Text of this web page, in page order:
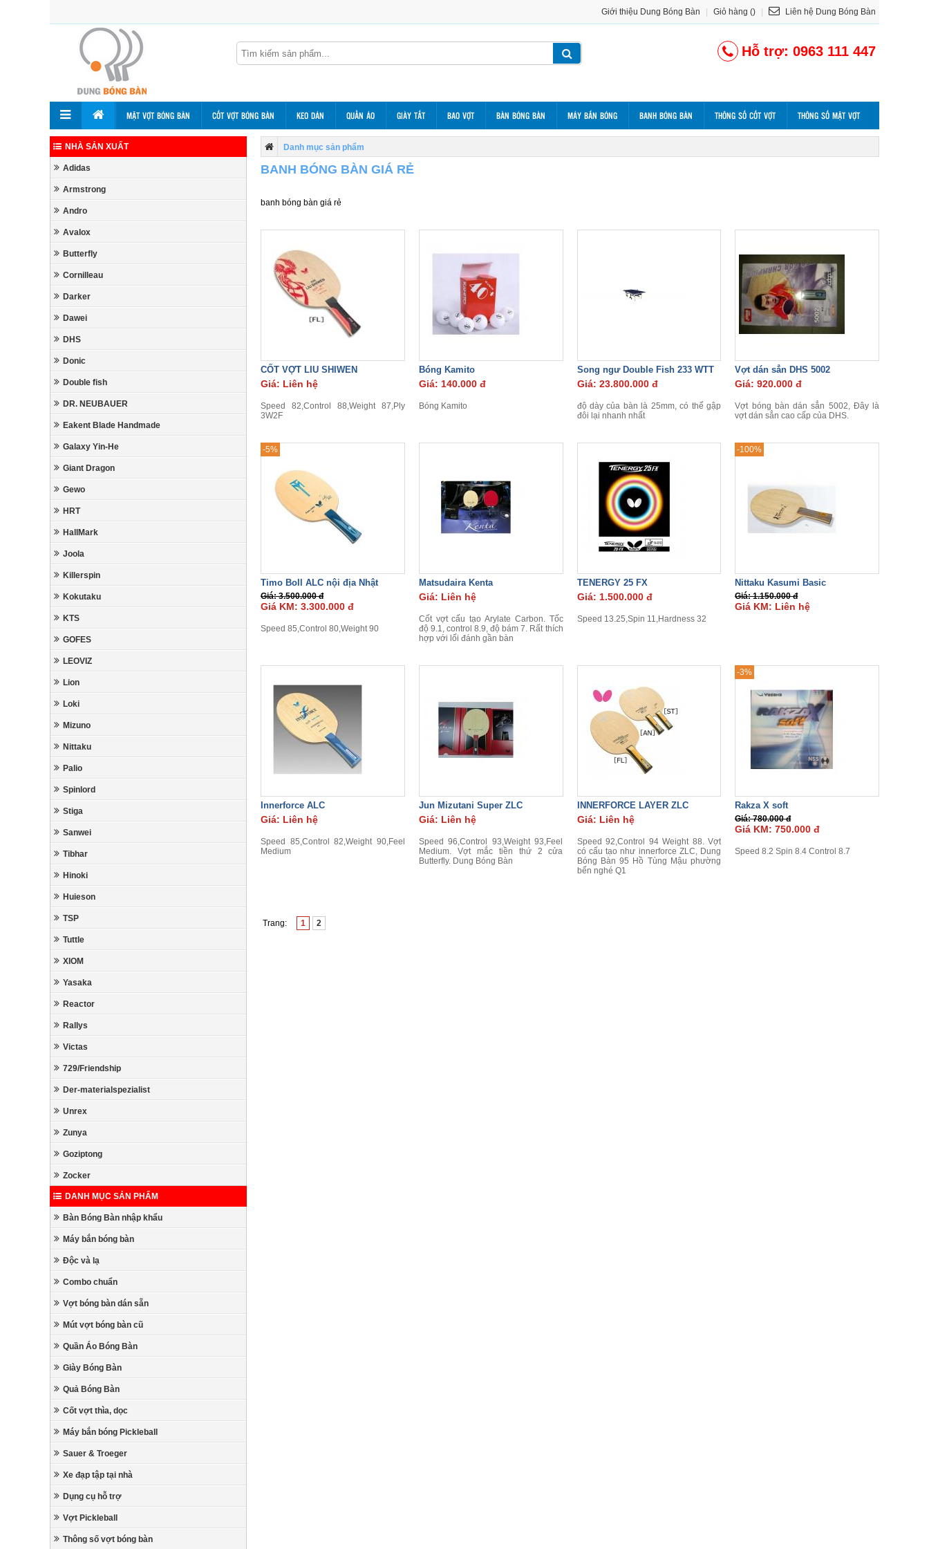
Giới thiệu Dung Bóng Bàn Giỏ hàng () Liên hệ Dung Bóng Bàn
Hỗ trợ: 0963 111 447
MẶT VỢT BÓNG BÀN CỐT VỢT BÓNG BÀN KEO DÁN QUẦN ÁO GIÀY TẤT BAO VỢT BÀN BÓNG BÀN MÁY BẮN BÓNG BANH BÓNG BÀN THÔNG SỐ CỐT VỢT THÔNG SỐ MẶT VỢT
NHÀ SẢN XUẤT
Adidas
Armstrong
Andro
Avalox
Butterfly
Cornilleau
Darker
Dawei
DHS
Donic
Double fish
DR. NEUBAUER
Eakent Blade Handmade
Galaxy Yin-He
Giant Dragon
Gewo
HRT
HallMark
Joola
Killerspin
Kokutaku
KTS
GOFES
LEOVIZ
Lion
Loki
Mizuno
Nittaku
Palio
Spinlord
Stiga
Sanwei
Tibhar
Hinoki
Huieson
TSP
Tuttle
XIOM
Yasaka
Reactor
Rallys
Victas
729/Friendship
Der-materialspezialist
Unrex
Zunya
Goziptong
Zocker
DANH MỤC SẢN PHẨM
Bàn Bóng Bàn nhập khẩu
Máy bắn bóng bàn
Độc và lạ
Combo chuẩn
Vợt bóng bàn dán sẵn
Mút vợt bóng bàn cũ
Quần Áo Bóng Bàn
Giày Bóng Bàn
Quả Bóng Bàn
Cốt vợt thìa, dọc
Máy bắn bóng Pickleball
Sauer & Troeger
Xe đạp tập tại nhà
Dụng cụ hỗ trợ
Vợt Pickleball
Thông số vợt bóng bàn
Danh mục sản phẩm
BANH BÓNG BÀN GIÁ RẺ
banh bóng bàn giá rẻ
CỐT VỢT LIU SHIWEN
Giá: Liên hệ
Speed 82,Control 88,Weight 87,Ply
3W2F
Bóng Kamito
Giá: 140.000 đ
Bóng Kamito
Song ngư Double Fish 233 WTT
Giá: 23.800.000 đ
độ dày của bàn là 25mm, có thể gập
đôi lại nhanh nhất
Vợt dán sẳn DHS 5002
Giá: 920.000 đ
Vợt bóng bàn dán sẳn 5002, Đây là
vợt dán sẳn cao cấp của DHS.
-5%
Timo Boll ALC nội địa Nhật
Giá: 3.500.000 đ
Giá KM: 3.300.000 đ
Speed 85,Control 80,Weight 90
Matsudaira Kenta
Giá: Liên hệ
Cốt vợt cấu tạo Arylate Carbon. Tốc
độ 9.1, control 8.9, độ bám 7. Rất thích
hợp với lối đánh gần bàn
TENERGY 25 FX
Giá: 1.500.000 đ
Speed 13.25,Spin 11,Hardness 32
-100%
Nittaku Kasumi Basic
Giá: 1.150.000 đ
Giá KM: Liên hệ
Innerforce ALC
Giá: Liên hệ
Speed 85,Control 82,Weight 90,Feel
Medium
Jun Mizutani Super ZLC
Giá: Liên hệ
Speed 96,Control 93,Weight 93,Feel
Medium. Vợt mắc tiền thứ 2 cửa
Butterfly. Dung Bóng Bàn
INNERFORCE LAYER ZLC
Giá: Liên hệ
Speed 92,Control 94 Weight 88. Vợt
có cấu tạo như innerforce ZLC, Dung
Bóng Bàn 95 Hồ Tùng Mậu phường
bến nghé Q1
-3%
Rakza X soft
Giá: 780.000 đ
Giá KM: 750.000 đ
Speed 8.2 Spin 8.4 Control 8.7
Trang: 1 2